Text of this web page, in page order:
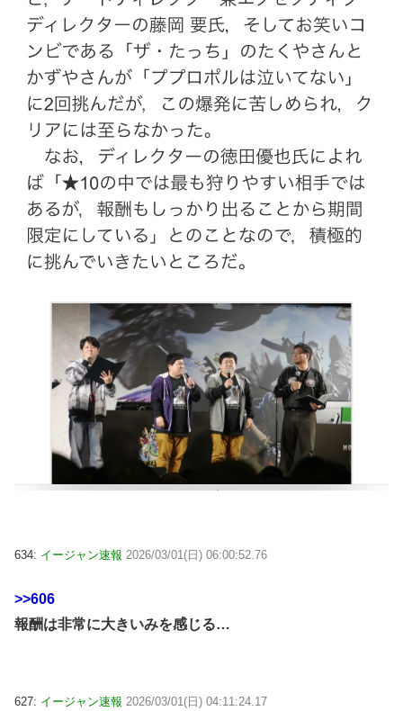
634: イージャン速報 2026/03/01(日) 06:00:52.76
>>606
報酬は非常に大きいみを感じる…
627: イージャン速報 2026/03/01(日) 04:11:24.17